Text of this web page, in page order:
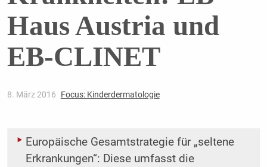
Haus Austria und
EB-CLINET
8. März 2016 Focus: Kinderdermatologie
Europäische Gesamtstrategie für „seltene
Erkrankungen“: Diese umfasst die